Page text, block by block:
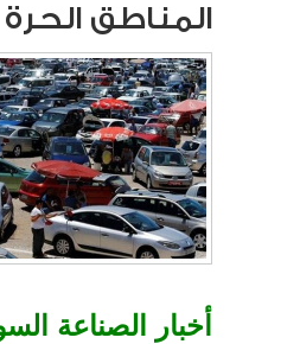
المناطق
أخبار الصناعة